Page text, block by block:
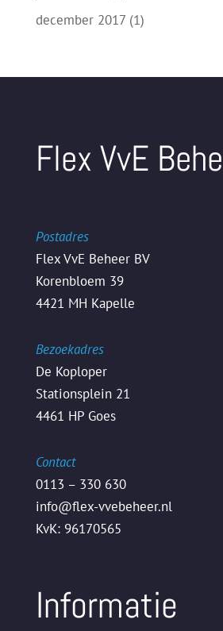
december 2017(1)
Flex VvE
Postadres
Flex VvE Beheer BV
Korenbloem 39
4421 MH Kapelle
Bezoekadres
De Koploper
Stationsplein 21
4461 HP Goes
Contact
0113 – 330 630
info@flex-vvebeheer.nl
KvK: 96170565
Informatie